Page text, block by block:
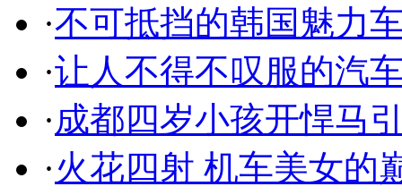
·不可抵挡的韩国魅力
·让人不得不叹服的汽
·成都四岁小孩开悍马
·火花四射 机车美女的